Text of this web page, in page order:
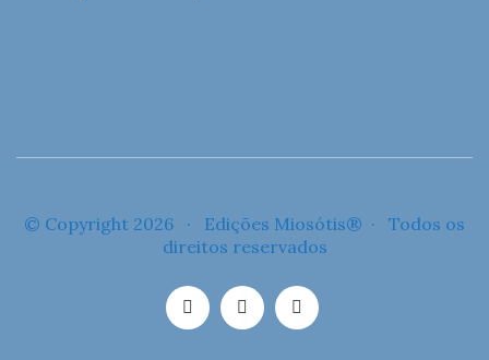
© Copyright 2026 · Edições Miosótis® · Todos os
direitos reservados